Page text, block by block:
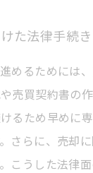
た法律手続
めるためには
売買契約書の
るため早めに
さらに、売却
こうした法律